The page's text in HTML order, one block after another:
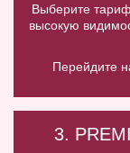
Выберите
высокую
Перейдите
3.